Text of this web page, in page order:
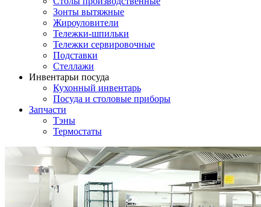
Зонты вытяжные
Жироуловители
Тележки-шпильки
Тележки сервировочные
Подставки
Стеллажи
Инвентарьи посуда
Кухонный инвентарь
Посуда и столовые приборы
Запчасти
Тэны
Термостаты